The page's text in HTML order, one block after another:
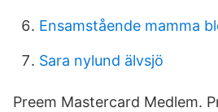
Ensamstående mamma
Sara nylund älvsjö
Preem Mastercard Medlem.